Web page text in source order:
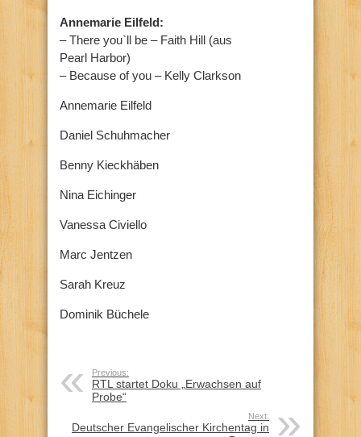
Annemarie Eilfeld:
– There you`ll be – Faith Hill (aus
Pearl Harbor)
– Because of you – Kelly Clarkson
Annemarie Eilfeld
Daniel Schuhmacher
Benny Kieckhäben
Nina Eichinger
Vanessa Civiello
Marc Jentzen
Sarah Kreuz
Dominik Büchele
Previous:
RTL startet Doku „Erwachsen auf
Probe“
Next:
Deutscher Evangelischer Kirchentag in